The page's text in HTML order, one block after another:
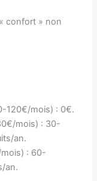
confort » non
120€/mois) : 0€.
mois) : 30-
an.
: 60-
an.